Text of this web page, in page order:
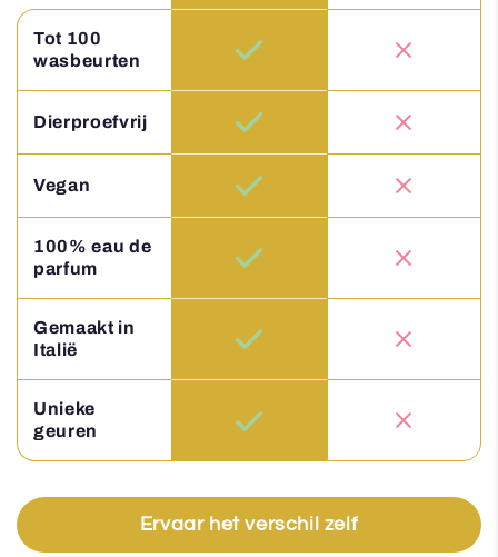
Tot 100
wasbeurten
Dierproefvrij
Vegan
100% eau de
parfum
Gemaakt in
Italië
Unieke
geuren
Ervaar het verschil zelf